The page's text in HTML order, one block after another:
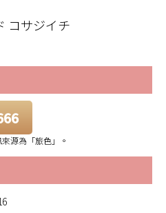
コサジイチ
源為「旅色」。